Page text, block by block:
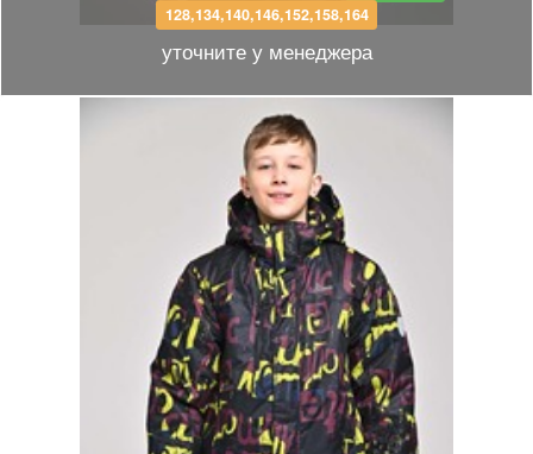
128,134,140,146,152,158,164
уточните у менеджера
128, 134, 140, 146, 152